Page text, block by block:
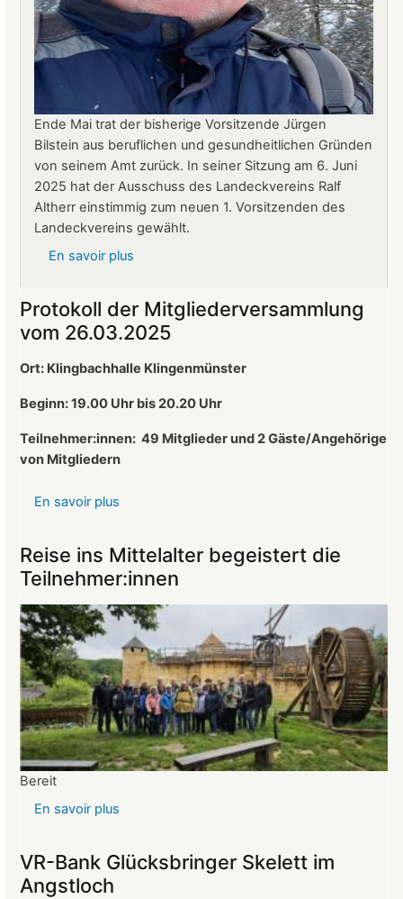
Ende Mai trat der bisherige Vorsitzende Jürgen
Bilstein aus beruflichen und gesundheitlichen Gründen
von seinem Amt zurück. In seiner Sitzung am 6. Juni
2025 hat der Ausschuss des Landeckvereins Ralf
Altherr einstimmig zum neuen 1. Vorsitzenden des
Landeckvereins gewählt.
En savoir plus
Altherr
ist
neuer
Vorsitzender
des
Protokoll der Mitgliederversammlung
vom 26.03.2025
Ort: Klingbachhalle Klingenmünster
Beginn: 19.00 Uhr bis 20.20 Uhr
Teilnehmer:innen: 49 Mitglieder und 2 Gäste/Angehörige
von Mitgliedern
En savoir plus
der
Mitgliederversammlung
vom
26.03.2025
Reise ins Mittelalter begeistert die
Teilnehmer:innen
Bereit
En savoir plus
ins
Mittelalter
VR-Bank Glücksbringer Skelett im
Angstloch